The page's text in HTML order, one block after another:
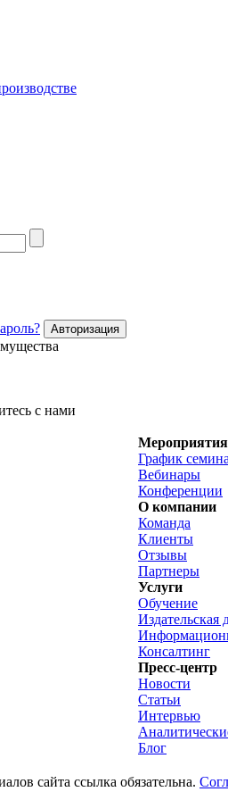
с нами
Мероприятия
График
Вебинары
Конференции
О компании
Команда
Клиенты
Отзывы
Партнеры
Услуги
Обучение
Издательская
Консалтинг
Пресс-центр
Новости
Статьи
Интервью
Блог
сайта ссылка обязательна.